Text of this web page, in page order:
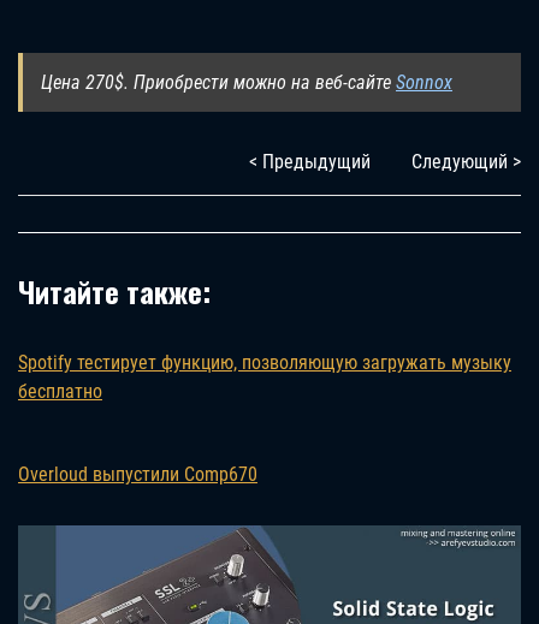
Цена 270$. Приобрести можно на веб-сайте Sonnox
< Предыдущий Следующий >
Читайте также:
Spotify тестирует функцию, позволяющую загружать музыку
бесплатно
Overloud выпустили Comp670